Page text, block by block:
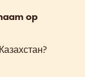
op